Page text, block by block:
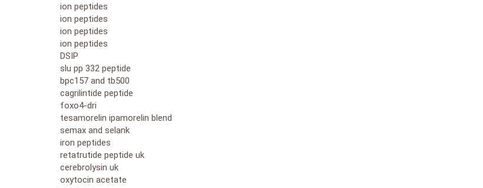
ion peptides
ion peptides
ion peptides
ion peptides
DSIP
slu pp 332 peptide
bpc157 and tb500
cagrilintide peptide
foxo4-dri
tesamorelin ipamorelin blend
semax and selank
iron peptides
retatrutide peptide uk
cerebrolysin uk
oxytocin acetate